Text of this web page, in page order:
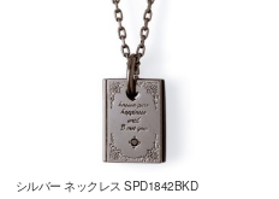
シルバー ネックレス SPD1842BKD